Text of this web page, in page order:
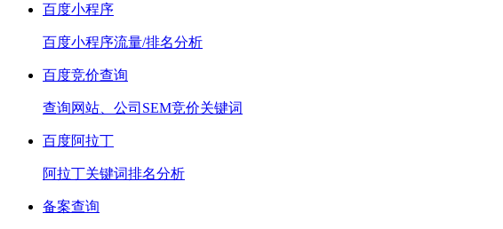
百度小程序
百度小程序流量/排名分析
百度竞价查询
查询网站、公司SEM竞价关键词
百度阿拉丁
阿拉丁关键词排名分析
备案查询